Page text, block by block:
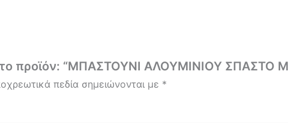
το προϊόν: “ΜΠΑΣΤΟΥΝΙ ΑΛΟΥΜΙΝΙΟΥ ΣΠΑΣΤΟ
πεδία σημειώνονται με *